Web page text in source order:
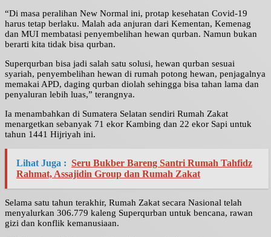
“Di masa peralihan New Normal ini, protap kesehatan Covid-19
harus tetap berlaku. Malah ada anjuran dari Kementan, Kemenag
dan MUI membatasi penyembelihan hewan qurban. Namun bukan
berarti kita tidak bisa qurban.
Superqurban bisa jadi salah satu solusi, hewan qurban sesuai
syariah, penyembelihan hewan di rumah potong hewan, penjagalnya
memakai APD, daging qurban diolah sehingga bisa tahan lama dan
penyaluran lebih luas,” terangnya.
Ia menambahkan di Sumatera Selatan sendiri Rumah Zakat
menargetkan sebanyak 71 ekor Kambing dan 22 ekor Sapi untuk
tahun 1441 Hijriyah ini.
Lihat Juga : Seru Bukber Bareng Santri Rumah Tahfidz
Rahmat, Assajidin Group dan Rumah Zakat
Selama satu tahun terakhir, Rumah Zakat secara Nasional telah
menyalurkan 306.779 kaleng Superqurban untuk bencana, rawan
gizi dan konflik kemanusiaan.